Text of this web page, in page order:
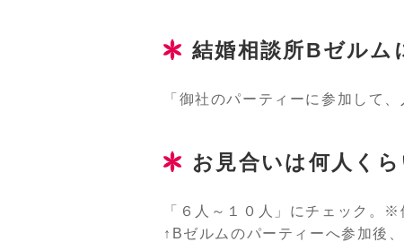
結婚相談所Bゼルム
「御社のパーティーに参加して
お見合いは何人く
「６人～１０人」にチェック。※
↑Bゼルムのパーティーへ参加後